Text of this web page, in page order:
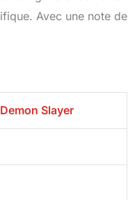
Avec une note de
Slayer